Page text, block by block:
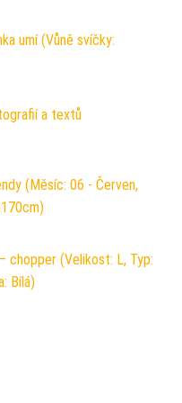
umí (Vůně svíčky:
a textů
(Měsíc: 06 - Červen,
chopper (Velikost: L, Typ:
Bílá)